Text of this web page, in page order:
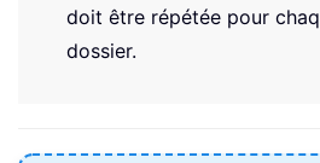
doit être répétée pour
dossier.